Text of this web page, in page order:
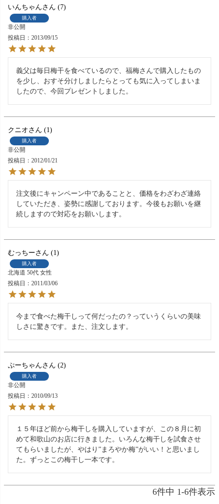
いんちゃん 7
購入者
非公開
投稿日
2013/09/15
義父は毎日梅干を食べているので、福梅さんで購入したもの
を少し、おすそ分けしましたらとっても気に入ってしまいま
したので、今回プレゼントしました。
クニオ 1
購入者
非公開
投稿日
2012/01/21
注文後にキャンペーン中であることと、価格をわざわざ連絡
していただき、姿勢に感謝しております。今後もお願いを継
続しますので対応をお願いします。
むっちー 1
購入者
北海道 50代 女性
投稿日
2011/03/06
今まで食べた梅干しって何だったの？っていうくらいの美味
しさに驚きです。また、注文します。
ぷーちゃん 2
購入者
非公開
投稿日
2010/09/13
１５年ほど前から梅干しを購入していますが、この８月に初
めて和歌山のお店に行きました。いろんな梅干しを試食させ
てもらいましたが、やはり”まろやか梅”がいい！と思いまし
た。ずっとこの梅干し一本です。
6件中 1-6件表示